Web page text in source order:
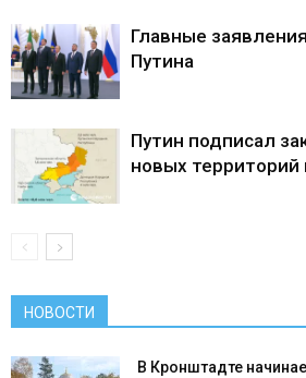
Главные
Путина
Путин подписал
новых территорий
НОВОСТИ
В Кронштадте